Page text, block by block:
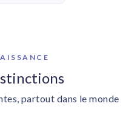
partout dans le monde